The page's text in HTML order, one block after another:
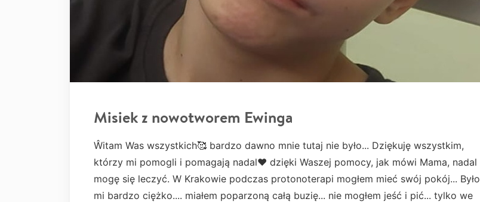
Misiek z nowotworem Ewinga
Ŵitam Was wszystkich🥰 bardzo dawno mnie tutaj nie było... Dziękuję wszystkim,
którzy mi pomogli i pomagają nadal❤️ dzięki Waszej pomocy, jak mówi Mama, nadal
mogę się leczyć. W Krakowie podczas protonoterapi mogłem mieć swój pokój... Było
mi bardzo ciężko.... miałem poparzoną całą buzię... nie mogłem jeść i pić... tylko we